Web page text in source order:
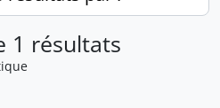
1 résultats